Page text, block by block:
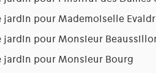
pour Mademoiselle
jardin pour Monsieur
jardin pour Monsieur Bourg